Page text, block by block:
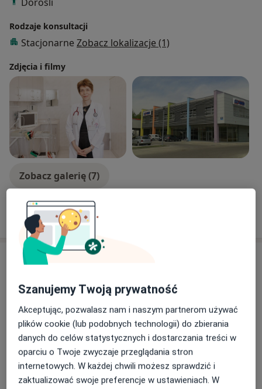
Dorośli
Rodzaje konsultacji
Stacjonarne Zobacz lokalizacje (1)
Zdjęcia i filmy
Zobacz galerię (7)
Aktualności
Koncertowa 4d, 20-866 Lublin
Powiększona śledziona lub małopłytkowość? Nie
ignoruj tych objawów.
To mogą być pierwsze sygnały choroby Gauchera
– rzadkiej, genetycznej choroby metabolicznej,
która przez długi czas rozwija się skrycie i
niespecyficznie.
Dowiedz się więcej
Szanujemy Twoją prywatność
Akceptując, pozwalasz nam i naszym partnerom używać
plików cookie (lub podobnych technologii) do zbierania
danych do celów statystycznych i dostarczania treści w
oparciu o Twoje zwyczaje przeglądania stron
internetowych. W każdej chwili możesz sprawdzić i
zaktualizować swoje preferencje w ustawieniach. W